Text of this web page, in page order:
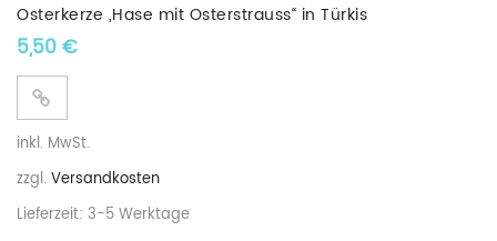
Osterkerze „Hase mit Osterstrauss“ in Türkis
5,50€
inkl. MwSt.
zzgl. Versandkosten
Lieferzeit: 3-5 Werktage